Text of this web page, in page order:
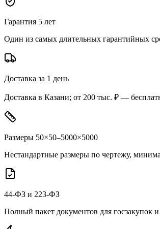
Гарантия 5 лет
Один из самых длительных гарантийных
Доставка за 1 день
Доставка в Казани; от 200 тыс. ₽ —
Размеры 50×50–5000×5000
Нестандартные размеры по чертежу,
44-ФЗ и 223-ФЗ
Полный пакет документов для госзакупок и